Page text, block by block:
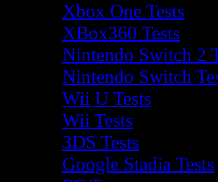
Xbox One Tests
XBox360 Tests
Nintendo Switch 2
Nintendo Switch
Wii U Tests
Wii Tests
3DS Tests
Google Stadia Tests